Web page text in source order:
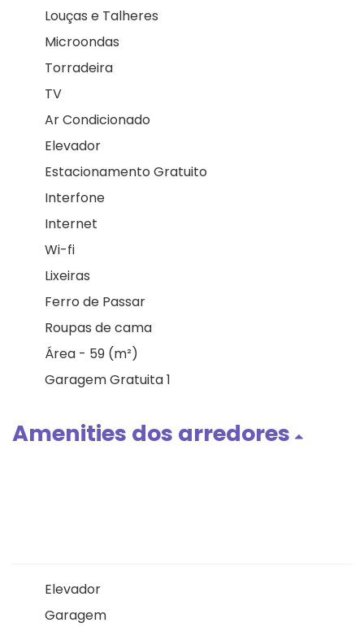
Louças e Talheres
Microondas
Torradeira
TV
Ar Condicionado
Elevador
Estacionamento Gratuito
Interfone
Internet
Wi-fi
Lixeiras
Ferro de Passar
Roupas de cama
Área - 59 (m²)
Garagem Gratuita 1
Amenities dos arredores
Elevador
Garagem